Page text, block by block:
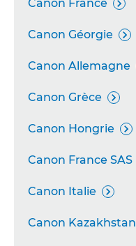
Canon France 
Canon Géorgie 
Canon Allemagne
Canon Grèce 
Canon Hongrie 
Canon France SAS
Canon Italie 
Canon Kazakhstan